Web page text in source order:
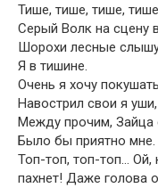
Тише, тише, тише,
Серый Волк на сцену
Шорохи лесные
Я в тишине.
Очень я хочу
Навострил свои я уши,
Между прочим, Зайца
Было бы приятно мне.
Топ-топ, топ-топ… Ой,
пахнет! Даже голова